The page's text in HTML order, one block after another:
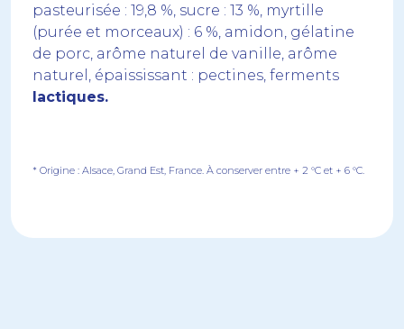
pasteurisée : 19,8 %, sucre : 13 %, myrtille
(purée et morceaux) : 6 %, amidon, gélatine
de porc, arôme naturel de vanille, arôme
naturel, épaississant : pectines, ferments
lactiques.
* Origine : Alsace, Grand Est, France. À conserver entre + 2 °C et + 6 °C.